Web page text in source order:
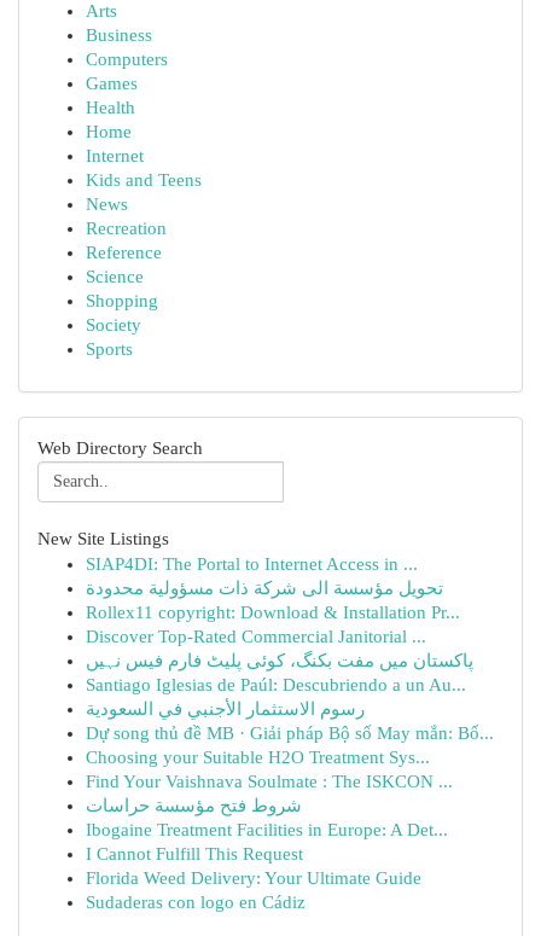
Arts
Business
Computers
Games
Health
Home
Internet
Kids and Teens
News
Recreation
Reference
Science
Shopping
Society
Sports
Web Directory Search
New Site Listings
SIAP4DI: The Portal to Internet Access in ...
تحويل مؤسسة الى شركة ذات مسؤولية محدودة
Rollex11 copyright: Download & Installation Pr...
Discover Top-Rated Commercial Janitorial ...
پاکستان میں مفت بکنگ، کوئی پلیٹ فارم فیس نہیں
Santiago Iglesias de Paúl: Descubriendo a un Au...
رسوم الاستثمار الأجنبي في السعودية
Dự song thủ đề MB · Giải pháp Bộ số May mắn: Bố...
Choosing your Suitable H2O Treatment Sys...
Find Your Vaishnava Soulmate : The ISKCON ...
شروط فتح مؤسسة حراسات
Ibogaine Treatment Facilities in Europe: A Det...
I Cannot Fulfill This Request
Florida Weed Delivery: Your Ultimate Guide
Sudaderas con logo en Cádiz